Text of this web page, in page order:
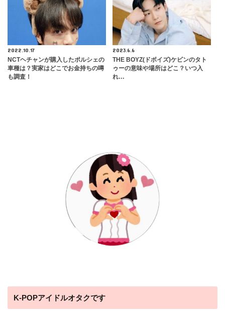
2022.10.17
NCTヘチャンが購入したポルシェの
車種は？実家はどこでお金持ちの噂
も調査！
2023.6.6
THE BOYZ(ドボイズ)ケビンのタト
ゥーの意味や場所はどこ？いつ入
れ…
K-POPアイドルオタクです